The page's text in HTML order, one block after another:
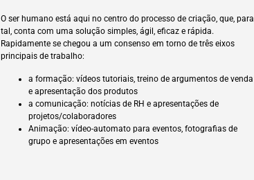
O ser humano está aqui no centro do processo de criação, que, para
tal, conta com uma solução simples, ágil, eficaz e rápida.
Rapidamente se chegou a um consenso em torno de três eixos
principais de trabalho:
a formação: vídeos tutoriais, treino de argumentos de venda
e apresentação dos produtos
a comunicação: notícias de RH e apresentações de
projetos/colaboradores
Animação: vídeo-automato para eventos, fotografias de
grupo e apresentações em eventos